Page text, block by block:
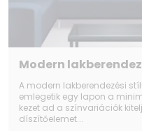
Modern
A modern lakberendezési
emlegetik egy lapon a
kezet ad a színvariációk
díszítőelemet...